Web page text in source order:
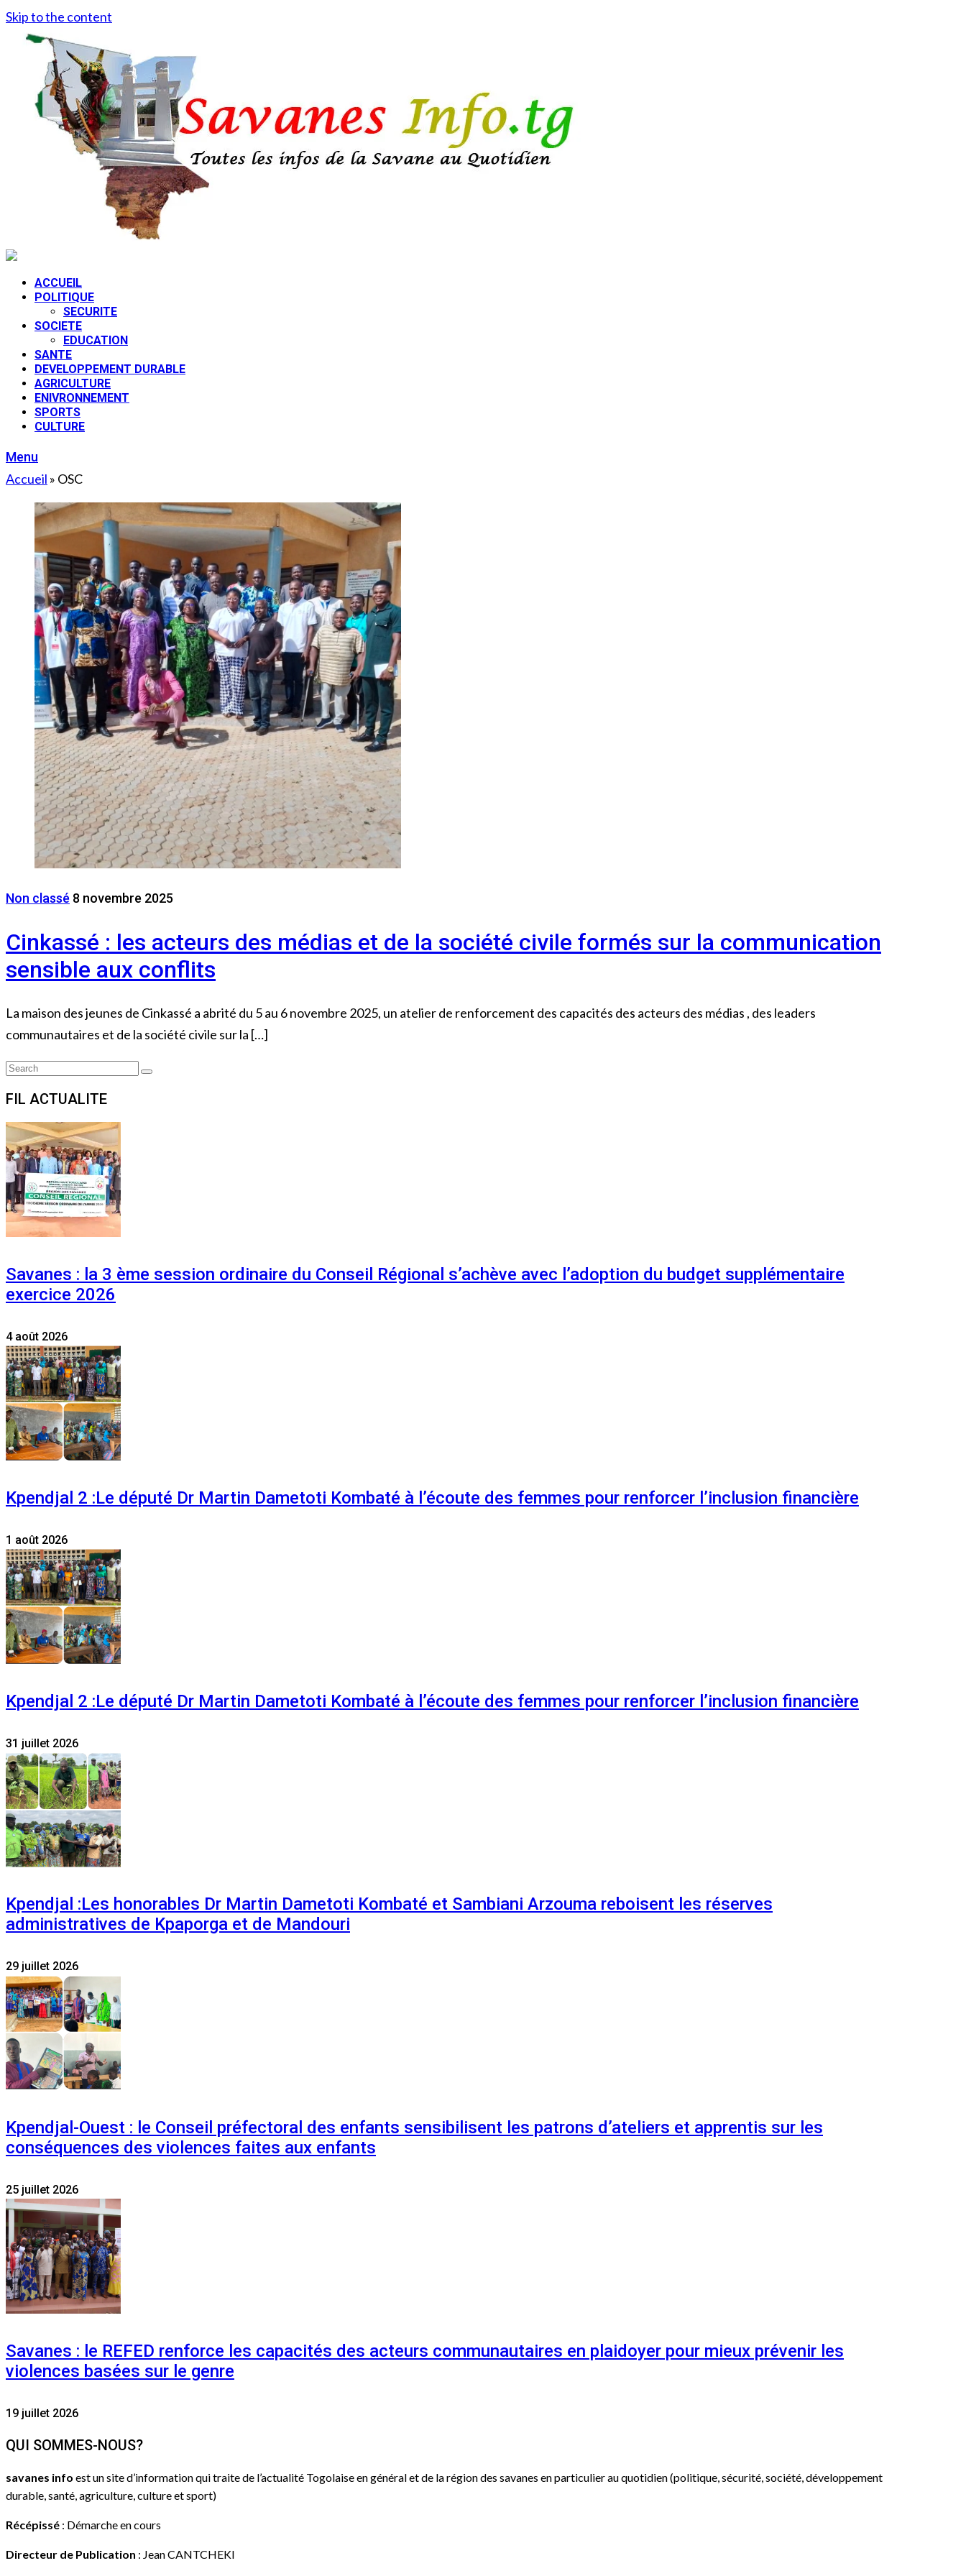
Skip to the content
ACCUEIL
POLITIQUE
SECURITE
SOCIETE
EDUCATION
SANTE
DEVELOPPEMENT DURABLE
AGRICULTURE
ENIVRONNEMENT
SPORTS
CULTURE
Menu
Accueil » OSC
Non classé 8 novembre 2025
Cinkassé : les acteurs des médias et de la société civile formés sur la communication
sensible aux conflits
La maison des jeunes de Cinkassé a abrité du 5 au 6 novembre 2025, un atelier de renforcement des capacités des acteurs des médias , des leaders
communautaires et de la société civile sur la […]
Search
Search
FIL ACTUALITE
Savanes : la 3 ème session ordinaire du Conseil Régional s’achève avec l’adoption du budget supplémentaire
exercice 2026
4 août 2026
Kpendjal 2 :Le député Dr Martin Dametoti Kombaté à l’écoute des femmes pour renforcer l’inclusion financière
1 août 2026
Kpendjal 2 :Le député Dr Martin Dametoti Kombaté à l’écoute des femmes pour renforcer l’inclusion financière
31 juillet 2026
Kpendjal :Les honorables Dr Martin Dametoti Kombaté et Sambiani Arzouma reboisent les réserves
administratives de Kpaporga et de Mandouri
29 juillet 2026
Kpendjal-Ouest : le Conseil préfectoral des enfants sensibilisent les patrons d’ateliers et apprentis sur les
conséquences des violences faites aux enfants
25 juillet 2026
Savanes : le REFED renforce les capacités des acteurs communautaires en plaidoyer pour mieux prévenir les
violences basées sur le genre
19 juillet 2026
QUI SOMMES-NOUS?
savanes info est un site d’information qui traite de l’actualité Togolaise en général et de la région des savanes en particulier au quotidien (politique, sécurité, société, développement
durable, santé, agriculture, culture et sport)
Récépissé : Démarche en cours
Directeur de Publication : Jean CANTCHEKI